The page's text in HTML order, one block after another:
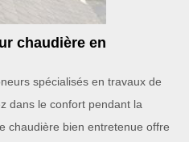
chaudière en
spécialisés en travaux de
dans le confort pendant la
chaudière bien entretenue offre